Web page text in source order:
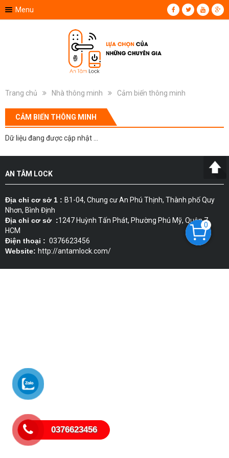
Menu
Trang chủ Nhà thông minh Cảm biến thông minh
CẢM BIẾN THÔNG MINH
Dữ liệu đang được cập nhật ...
0
AN TÂM LOCK
Địa chỉ cơ sở 1 : B1-04, Chung cư An Phú Thịnh, Thành phố Quy
Nhơn, Bình Định
Địa chỉ cơ sở :1247 Huỳnh Tấn Phát, Phường Phú Mỹ, Quận 7,
HCM
Điện thoại : 0376623456
Website: http://antamlock.com/
0376623456